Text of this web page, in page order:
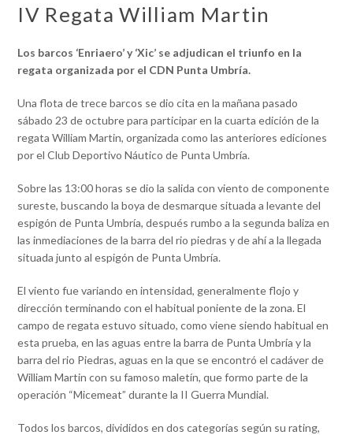
IV Regata William Martin
Los barcos ‘Enriaero’ y ‘Xic’ se adjudican el triunfo en la
regata organizada por el CDN Punta Umbría.
Una flota de trece barcos se dio cita en la mañana pasado
sábado 23 de octubre para participar en la cuarta edición de la
regata William Martin, organizada como las anteriores ediciones
por el Club Deportivo Náutico de Punta Umbría.
Sobre las 13:00 horas se dio la salida con viento de componente
sureste, buscando la boya de desmarque situada a levante del
espigón de Punta Umbría, después rumbo a la segunda baliza en
las inmediaciones de la barra del rio piedras y de ahí a la llegada
situada junto al espigón de Punta Umbría.
El viento fue variando en intensidad, generalmente flojo y
dirección terminando con el habitual poniente de la zona. El
campo de regata estuvo situado, como viene siendo habitual en
esta prueba, en las aguas entre la barra de Punta Umbría y la
barra del rio Piedras, aguas en la que se encontró el cadáver de
William Martin con su famoso maletín, que formo parte de la
operación “Micemeat” durante la II Guerra Mundial.
Todos los barcos, divididos en dos categorías según su rating,